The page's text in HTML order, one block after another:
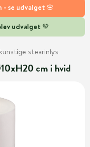
- se udvalget 🌸
udvalget 💚
stearinlys
cm i hvid